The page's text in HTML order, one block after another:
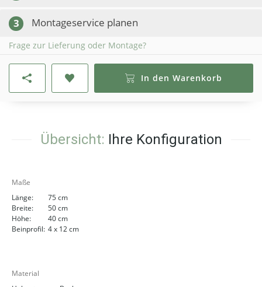
3 Montageservice planen
Frage zur Lieferung oder Montage?
In den Warenkorb
Übersicht: Ihre Konfiguration
Maße
Länge:
75 cm
Breite:
50 cm
Höhe:
40 cm
Beinprofil: 4 x 12 cm
Material